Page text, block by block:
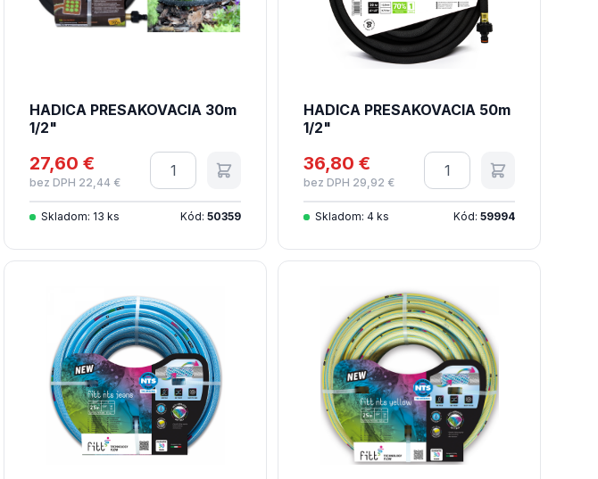
HADICA PRESAKOVACIA 30m
1/2"
27,60 €
bez DPH 22,44 €
Množstvo
Skladom: 13 ks Kód: 50359
HADICA PRESAKOVACIA 50m
1/2"
36,80 €
bez DPH 29,92 €
Množstvo
Skladom: 4 ks Kód: 59994